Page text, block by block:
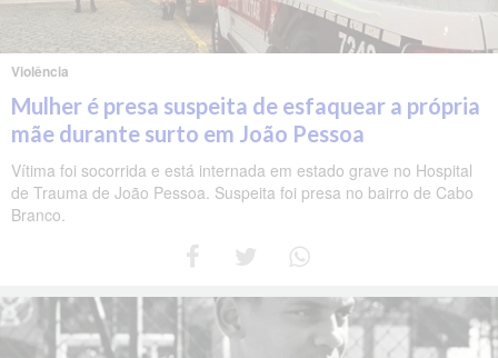
Violência
Mulher é presa suspeita de esfaquear a própria
mãe durante surto em João Pessoa
Vítima foi socorrida e está internada em estado grave no Hospital
de Trauma de João Pessoa. Suspeita foi presa no bairro de Cabo
Branco.